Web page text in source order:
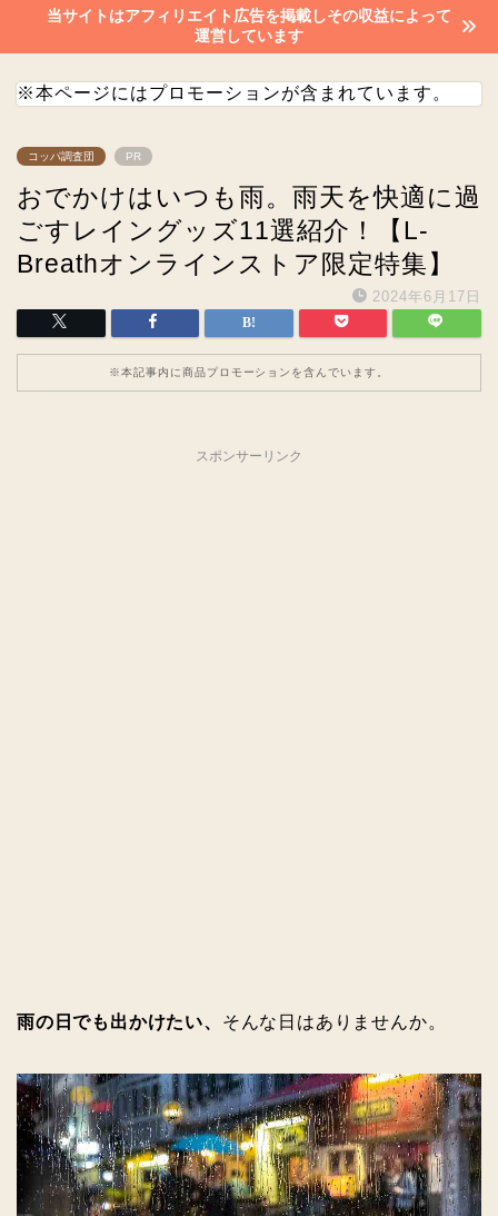
当サイトはアフィリエイト広告を掲載しその収益によって
運営しています
※本ページにはプロモーションが含まれています。
コッパ調査団 PR
おでかけはいつも雨。雨天を快適に過
ごすレイングッズ11選紹介！【L‐
Breathオンラインストア限定特集】
2024年6月17日
※本記事内に商品プロモーションを含んでいます。
スポンサーリンク
雨の日でも出かけたい、 そんな日はありませんか。